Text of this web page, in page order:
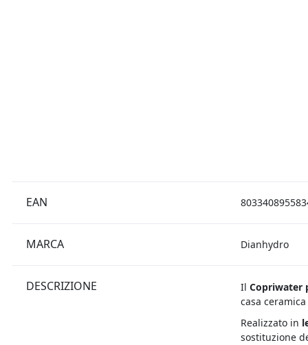
EAN
MARCA Dianhydro
DESCRIZIONE Il Copriwater
casa
Realizzato in
sostituzione